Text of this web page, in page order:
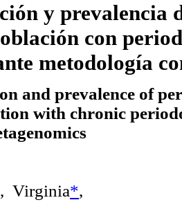
y prevalencia
con
metodología
and prevalence of
with chronic
Virginia*,